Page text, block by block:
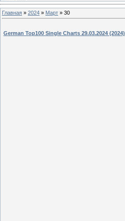
Главная » 2024 » Март » 30
German Top100 Single Charts 29.03.2024 (2024)